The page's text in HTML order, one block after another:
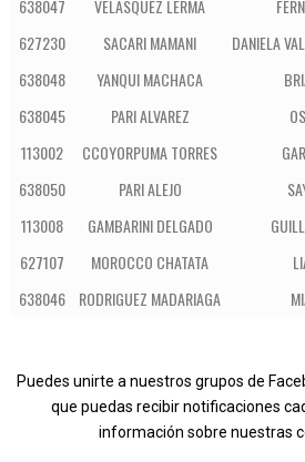
638047
VELASQUEZ LERMA
627230
SACARI MAMANI DANIELA
638048
YANQUI MACHACA
638045
PARI ALVAREZ
113002
CCOYORPUMA TORRES
638050
PARI ALEJO
113008
GAMBARINI DELGADO
627107
MOROCCO CHATATA
638046
RODRIGUEZ MADARIAGA
Puedes unirte a nuestros grupos de
que puedas recibir notificaciones
información sobre nuestras